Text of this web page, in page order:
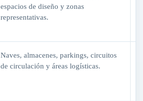
espacios de diseño y zonas
representativas.
Naves, almacenes, parkings, circuitos
de circulación y áreas logísticas.